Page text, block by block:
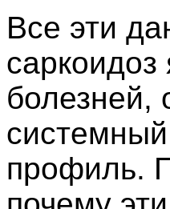
Все эти
болезней,
системный
профиль.